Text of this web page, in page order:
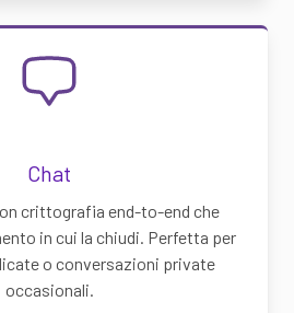
Chat
crittografia end-to-end che
in cui la chiudi. Perfetta per
o conversazioni private
occasionali.